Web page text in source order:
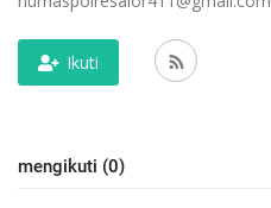
Ikuti
mengikuti (0)